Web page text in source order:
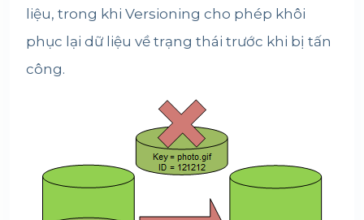
liệu, trong khi Versioning cho phép khôi
phục lại dữ liệu về trạng thái trước khi bị tấn
công.